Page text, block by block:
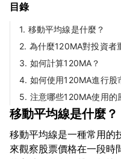
目錄
1. 移動平均線是什麼？
2. 為什麼120MA對投資者
3. 如何計算120MA？
4. 如何使用120MA進行股
5. 注意哪些120MA使用的
移動平均線是什麼？
移動平均線是一種常用的
來觀察股票價格在一段時